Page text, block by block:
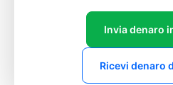
Invia denaro
Ricevi denaro